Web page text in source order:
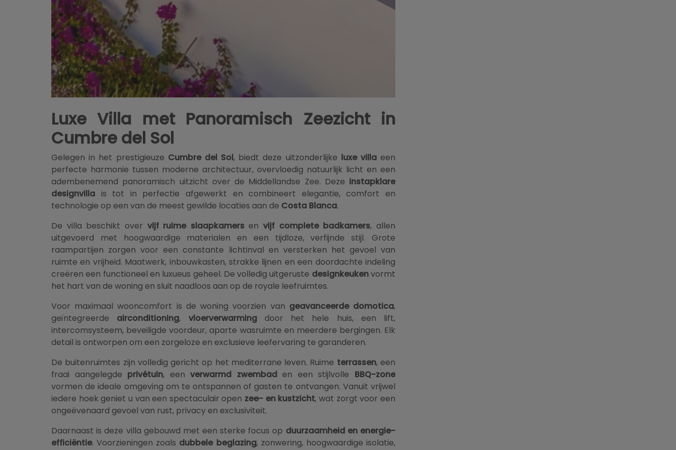
Luxe Villa met Panoramisch Zeezicht in
Cumbre del Sol
Gelegen in het prestigieuze Cumbre del Sol, biedt deze uitzonderlijke luxe villaeen
perfecte harmonie tussen moderne architectuur, overvloedig natuurlijk licht en een
adembenemend panoramisch uitzicht over de Middellandse Zee. Deze instapklare
designvilla is tot in perfectie afgewerkt en combineert elegantie, comfort en
technologie op een van de meest gewilde locaties aan de Costa Blanca.
De villa beschikt over vijf ruime slaapkamersenvijf complete badkamers, allen
uitgevoerd met hoogwaardige materialen en een tijdloze, verfijnde stijl. Grote
raampartijen zorgen voor een constante lichtinval en versterken het gevoel van
ruimte en vrijheid. Maatwerk, inbouwkasten, strakke lijnen en een doordachte indeling
creëren een functioneel en luxueus geheel. De volledig uitgeruste designkeukenvormt
het hart van de woning en sluit naadloos aan op de royale leefruimtes.
Voor maximaal wooncomfort is de woning voorzien van geavanceerde domotica,
geïntegreerde airconditioning, vloerverwarmingdoor het hele huis, een lift,
intercomsysteem, beveiligde voordeur, aparte wasruimte en meerdere bergingen. Elk
detail is ontworpen om een zorgeloze en exclusieve leefervaring te garanderen.
De buitenruimtes zijn volledig gericht op het mediterrane leven. Ruime terrassen, een
fraai aangelegde privétuin, eenverwarmd zwembaden een stijlvolle BBQ-zone
vormen de ideale omgeving om te ontspannen of gasten te ontvangen. Vanuit vrijwel
iedere hoek geniet u van een spectaculair open zee- en kustzicht, wat zorgt voor een
ongeëvenaard gevoel van rust, privacy en exclusiviteit.
Daarnaast is deze villa gebouwd met een sterke focus op duurzaamheid en energie-
efficiëntie. Voorzieningen zoals dubbele beglazing, zonwering, hoogwaardige isolatie,